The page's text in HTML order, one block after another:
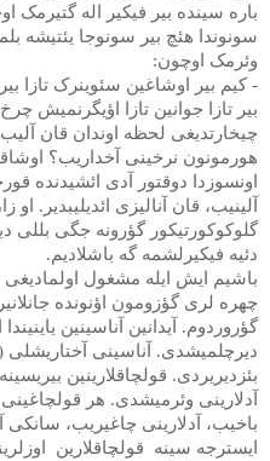
باره سینده بیر فیکیر اله گتیرمک
سونوندا هئچ بیر سونوجا یئتیشه
وئرمک اوچون:
- کیم بیر اوشاغین سئوینرک تازا
بیر تازا جوانین تازا اؤیگرنمیش
چیخارتدیغی لحظه اوندان قان آلیب
هورمونون نرخینی آخداریب؟
اونسوزدا دوقتور آدی ائشیدنده
آلینیب، قان آنالیزی ائدیلیبدیر. او
گلوکوکورتیکور گؤرونه جگی بللی
دئیه فیکیرلشمه گه باشلادیم.
باشیم ایش ایله مشغول اولمادیغی
چهره لری گؤزومون اؤنونده
گؤروردوم. آیدانین آناسینین
دیرچلمیشدی. آناسینی آختاریشلی
بئزدیریردی. قولچاقلارینین
آدلارینی وئرمیشدی. هر قولچاغینی
باخیب، آدلارینی چاغیریب،
ایسترجه سینه
قولچاقلارین